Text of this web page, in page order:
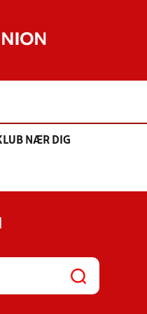
NÆR DIG